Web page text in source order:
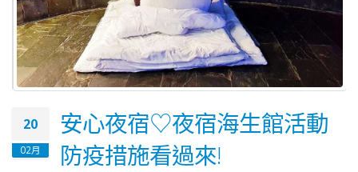
20
02月
安心夜宿♡夜宿海生館活動
防疫措施看過來!